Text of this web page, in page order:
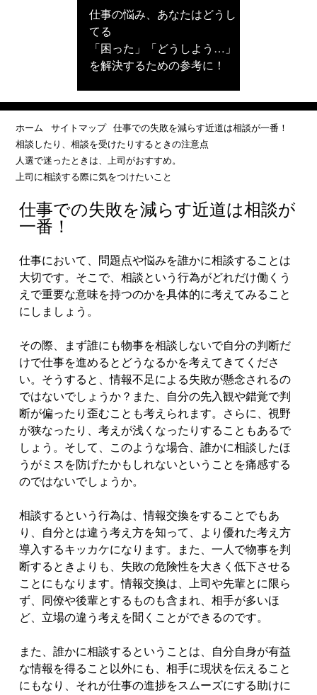
仕事の悩み、あなたはどうし
てる
「困った」「どうしよう…」
を解決するための参考に！
ホーム サイトマップ 仕事での失敗を減らす近道は相談が一番！
相談したり、相談を受けたりするときの注意点
人選で迷ったときは、上司がおすすめ。
上司に相談する際に気をつけたいこと
仕事での失敗を減らす近道は相談が
一番！
仕事において、問題点や悩みを誰かに相談することは
大切です。そこで、相談という行為がどれだけ働くう
えで重要な意味を持つのかを具体的に考えてみること
にしましょう。
その際、まず誰にも物事を相談しないで自分の判断だ
けで仕事を進めるとどうなるかを考えてきてくださ
い。そうすると、情報不足による失敗が懸念されるの
ではないでしょうか？また、自分の先入観や錯覚で判
断が偏ったり歪むことも考えられます。さらに、視野
が狭なったり、考えが浅くなったりすることもあるで
しょう。そして、このような場合、誰かに相談したほ
うがミスを防げたかもしれないということを痛感する
のではないでしょうか。
相談するという行為は、情報交換をすることでもあ
り、自分とは違う考え方を知って、より優れた考え方
導入するキッカケになります。また、一人で物事を判
断するときよりも、失敗の危険性を大きく低下させる
ことにもなります。情報交換は、上司や先輩とに限ら
ず、同僚や後輩とするものも含まれ、相手が多いほ
ど、立場の違う考えを聞くことができるのです。
また、誰かに相談するということは、自分自身が有益
な情報を得ること以外にも、相手に現状を伝えること
にもなり、それが仕事の進捗をスムーズにする助けに